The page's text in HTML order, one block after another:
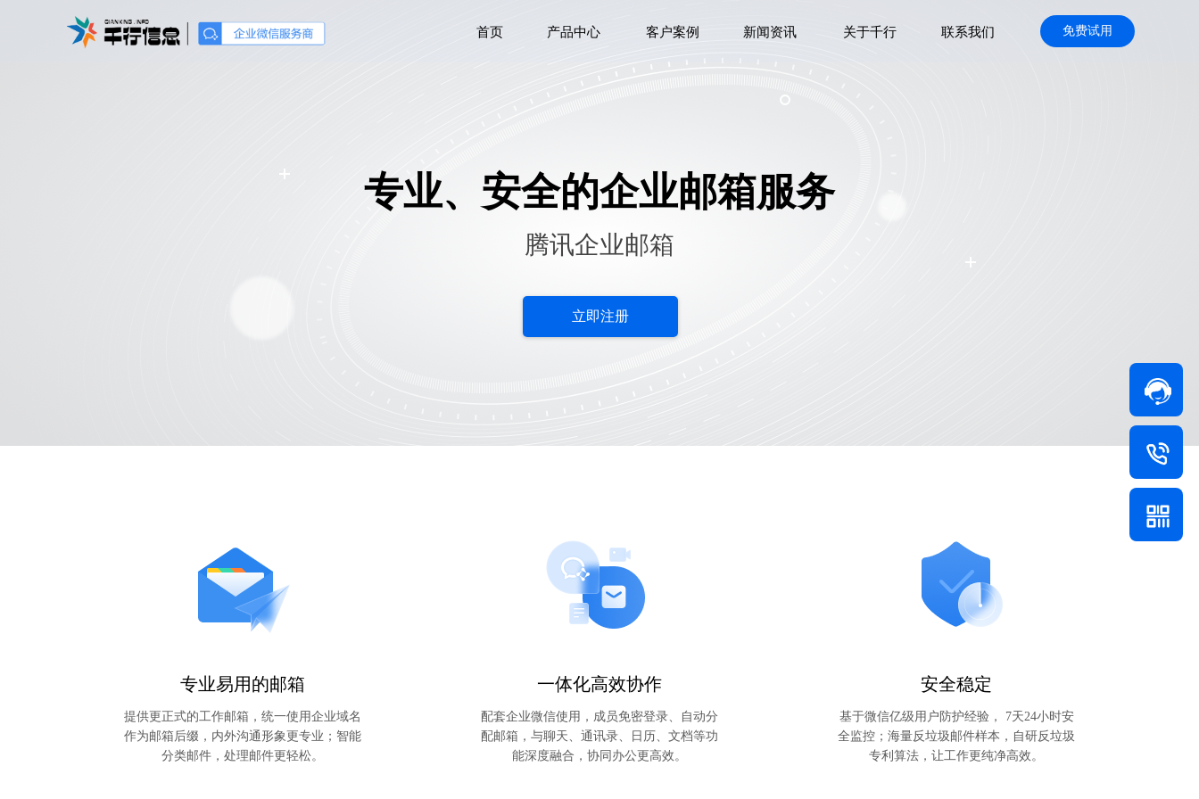
专业、安全的企业邮箱服务
腾讯企业邮箱
立即注册
一体化高效协作
配套企业微信使用，成员免密登录、自动分
配邮箱，与聊天、通讯录、日历、文档等功
能深度融合，协同办公更高效。
安全稳定
基于微信亿级用户防护经验， 7天24小时安
全监控；海量反垃圾邮件样本，自研反垃圾
专利算法，让工作更纯净高效。
专业易用的邮箱
提供更正式的工作邮箱，统一使用企业域名
作为邮箱后缀，内外沟通形象更专业；智能
分类邮件，处理邮件更轻松。
新闻资讯
客户案例
首页 产品中心 免费试用
联系我们
关于千行